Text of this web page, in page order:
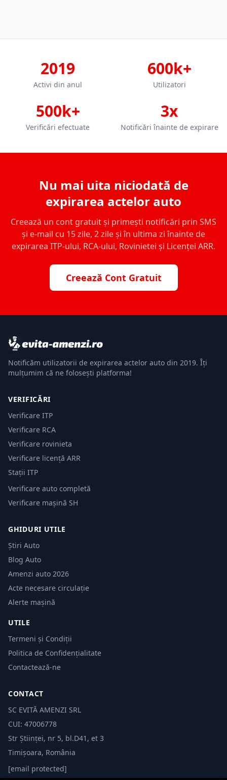
2019
Activi din anul
600k+
Utilizatori
500k+
Verificări efectuate
3x
Notificări înainte de expirare
Nu mai uita niciodată de
expirarea actelor auto
Creează un cont gratuit și primești notificări prin SMS
și e-mail cu 15 zile, 2 zile și în ultima zi înainte de
expirarea ITP-ului, RCA-ului, Rovinietei și Licenței ARR.
Creează Cont Gratuit
Notificăm utilizatorii de expirarea actelor auto din 2019. Îți
mulțumim că ne folosești platforma!
VERIFICĂRI
Verificare ITP
Verificare RCA
Verificare rovinieta
Verificare licență ARR
Stații ITP
Verificare auto completă
Verificare mașină SH
GHIDURI UTILE
Știri Auto
Blog Auto
Amenzi auto 2026
Acte necesare circulație
Alerte mașină
UTILE
Termeni și Condiții
Politica de Confidențialitate
Contactează-ne
CONTACT
SC EVITĂ AMENZI SRL
CUI: 47006778
Str Științei, nr 5, bl.D41, et 3
Timișoara, România
[email protected]